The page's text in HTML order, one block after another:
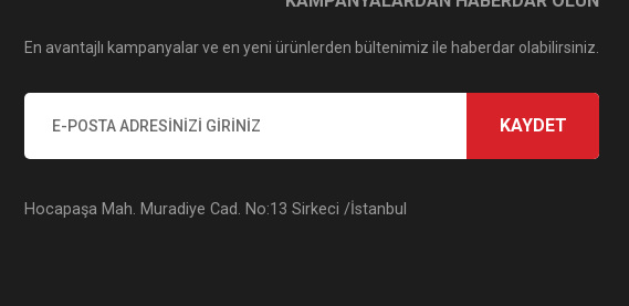
En avantajlı kampanyalar ve en yeni ürünlerden bültenimiz ile haberdar olabilirsiniz.
KAYDET
Hocapaşa Mah. Muradiye Cad. No:13 Sirkeci /İstanbul